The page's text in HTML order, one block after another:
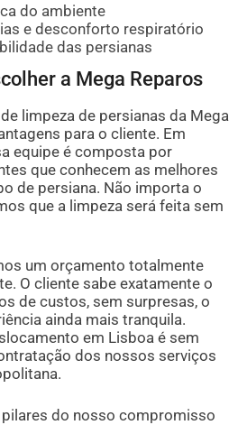
do ambiente
e desconforto respiratório
das persianas
a Mega Reparos
limpeza de persianas da Mega
para o cliente. Em
equipe é composta por
que conhecem as melhores
de persiana. Não importa o
que a limpeza será feita sem
um orçamento totalmente
O cliente sabe exatamente o
de custos, sem surpresas, o
ainda mais tranquila.
em Lisboa é sem
dos nossos serviços
do nosso compromisso